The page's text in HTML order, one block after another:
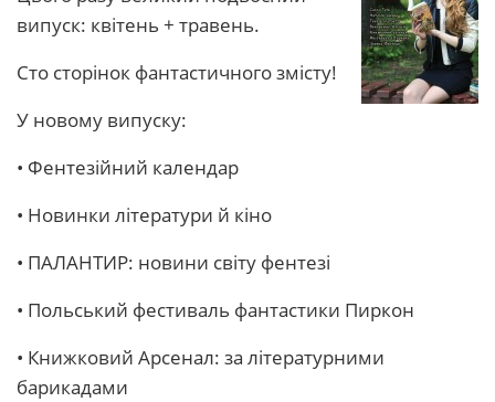
випуск: квітень + травень.
Сто сторінок фантастичного змісту!
У новому випуску:
• Фентезійний календар
• Новинки літератури й кіно
• ПАЛАНТИР: новини світу фентезі
• Польський фестиваль фантастики Пиркон
• Книжковий Арсенал: за літературними
барикадами